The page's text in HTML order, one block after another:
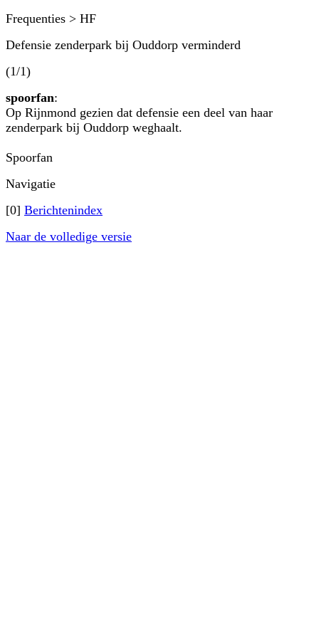
Frequenties > HF
Defensie zenderpark bij Ouddorp verminderd
(1/1)
spoorfan:
Op Rijnmond gezien dat defensie een deel van haar
zenderpark bij Ouddorp weghaalt.
Spoorfan
Navigatie
[0] Berichtenindex
Naar de volledige versie